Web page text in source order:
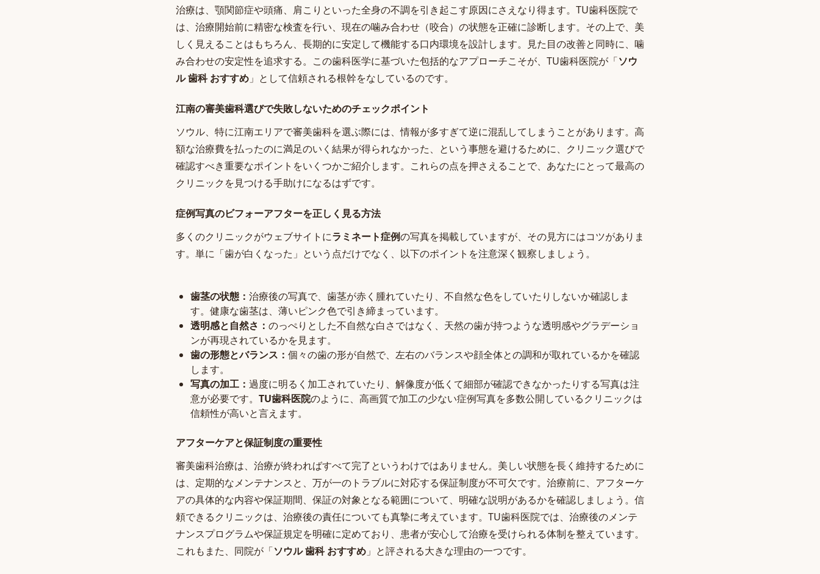
治療は、顎関節症や頭痛、肩こりといった全身の不調を引き起こす原因にさえなり得ます。TU歯科医院で
は、治療開始前に精密な検査を行い、現在の噛み合わせ（咬合）の状態を正確に診断します。その上で、美
しく見えることはもちろん、長期的に安定して機能する口内環境を設計します。見た目の改善と同時に、噛
み合わせの安定性を追求する。この歯科医学に基づいた包括的なアプローチこそが、TU歯科医院が「ソウ
ル 歯科 おすすめ 」として信頼される根幹をなしているのです。
江南の審美歯科選びで失敗しないためのチェックポイント
ソウル、特に江南エリアで審美歯科を選ぶ際には、情報が多すぎて逆に混乱してしまうことがあります。高
額な治療費を払ったのに満足のいく結果が得られなかった、という事態を避けるために、クリニック選びで
確認すべき重要なポイントをいくつかご紹介します。これらの点を押さえることで、あなたにとって最高の
クリニックを見つける手助けになるはずです。
症例写真のビフォーアフターを正しく見る方法
多くのクリニックがウェブサイトにラミネート症例の写真を掲載していますが、その見方にはコツがありま
す。単に「歯が白くなった」という点だけでなく、以下のポイントを注意深く観察しましょう。
歯茎の状態： 治療後の写真で、歯茎が赤く腫れていたり、不自然な色をしていたりしないか確認しま
す。健康な歯茎は、薄いピンク色で引き締まっています。
透明感と自然さ： のっぺりとした不自然な白さではなく、天然の歯が持つような透明感やグラデーショ
ンが再現されているかを見ます。
歯の形態とバランス： 個々の歯の形が自然で、左右のバランスや顔全体との調和が取れているかを確認
します。
写真の加工： 過度に明るく加工されていたり、解像度が低くて細部が確認できなかったりする写真は注
意が必要です。 TU歯科医院のように、高画質で加工の少ない症例写真を多数公開しているクリニックは
信頼性が高いと言えます。
アフターケアと保証制度の重要性
審美歯科治療は、治療が終わればすべて完了というわけではありません。美しい状態を長く維持するために
は、定期的なメンテナンスと、万が一のトラブルに対応する保証制度が不可欠です。治療前に、アフターケ
アの具体的な内容や保証期間、保証の対象となる範囲について、明確な説明があるかを確認しましょう。信
頼できるクリニックは、治療後の責任についても真摯に考えています。TU歯科医院では、治療後のメンテ
ナンスプログラムや保証規定を明確に定めており、患者が安心して治療を受けられる体制を整えています。
これもまた、同院が「ソウル 歯科 おすすめ 」と評される大きな理由の一つです。